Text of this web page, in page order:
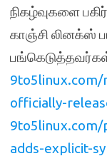
நிகழ்வுகளை
காஞ்சி லினக்ஸ்
9to5linux.com/
officially-
adds-explicit-